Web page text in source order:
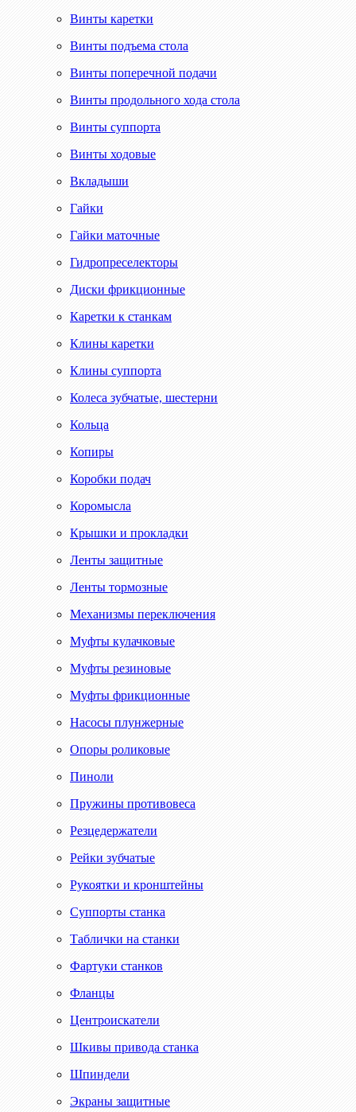
Винты каретки
Винты подъема стола
Винты поперечной подачи
Винты продольного хода стола
Винты суппорта
Винты ходовые
Вкладыши
Гайки
Гайки маточные
Гидропреселекторы
Диски фрикционные
Каретки к станкам
Клины каретки
Клины суппорта
Колеса зубчатые, шестерни
Кольца
Копиры
Коробки подач
Коромысла
Крышки и прокладки
Ленты защитные
Ленты тормозные
Механизмы переключения
Муфты кулачковые
Муфты резиновые
Муфты фрикционные
Насосы плунжерные
Опоры роликовые
Пиноли
Пружины противовеса
Резцедержатели
Рейки зубчатые
Рукоятки и кронштейны
Суппорты станка
Таблички на станки
Фартуки станков
Фланцы
Центроискатели
Шкивы привода станка
Шпиндели
Экраны защитные